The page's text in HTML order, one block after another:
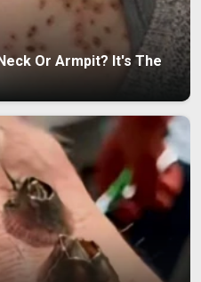
Or Armpit? It's The